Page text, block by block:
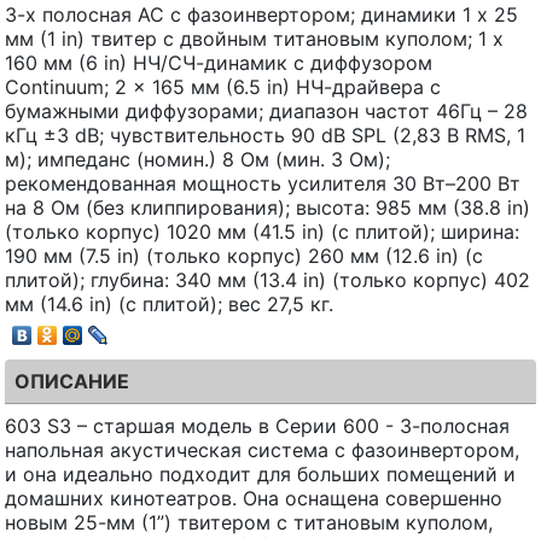
3-х полосная АС с фазоинвертором; динамики 1 x 25
мм (1 in) твитер с двойным титановым куполом; 1 x
160 мм (6 in) НЧ/СЧ-динамик с диффузором
Continuum; 2 x 165 мм (6.5 in) НЧ-драйвера с
бумажными диффузорами; диапазон частот 46Гц – 28
кГц ±3 dB; чувствительность 90 dB SPL (2,83 В RMS, 1
м); импеданс (номин.) 8 Ом (мин. 3 Ом);
рекомендованная мощность усилителя 30 Вт–200 Вт
на 8 Ом (без клиппирования); высота: 985 мм (38.8 in)
(только корпус) 1020 мм (41.5 in) (с плитой); ширина:
190 мм (7.5 in) (только корпус) 260 мм (12.6 in) (с
плитой); глубина: 340 мм (13.4 in) (только корпус) 402
мм (14.6 in) (с плитой); вес 27,5 кг.
ОПИСАНИЕ
603 S3 – старшая модель в Серии 600 - 3-полосная
напольная акустическая система с фазоинвертором,
и она идеально подходит для больших помещений и
домашних кинотеатров. Она оснащена совершенно
новым 25-мм (1”) твитером с титановым куполом,